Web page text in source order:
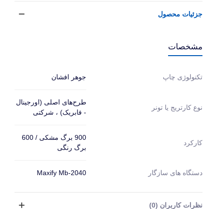
جزئیات محصول
مشخصات
تکنولوژی چاپ جوهر افشان
نوع کارتریج یا تونر
طرح‌های اصلی (اورجینال
- فابریک) ، شرکتی
کارکرد
900 برگ مشکی / 600
برگ رنگی
دستگاه های سازگار Maxify Mb-2040
نظرات کاربران (0)